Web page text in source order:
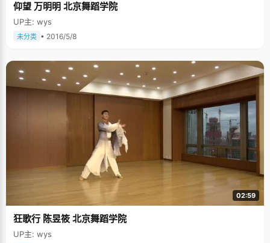
仰望 万明明 北京舞蹈学院
UP主: wys
未分类 • 2016/5/8
02:59
狂歌行 陈昱筱 北京舞蹈学院
UP主: wys